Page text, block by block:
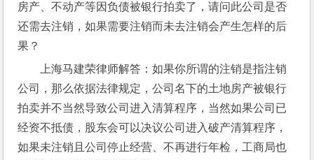
房产、不动产等因负债被银行拍卖了，请问此公司是否
还需去注销，如果需要注销而未去注销会产生怎样的后
果？
上海马建荣律师解答：如果你所谓的注销是指注销
公司，那么依据法律规定，公司名下的土地房产被银行
拍卖并不当然导致公司进入清算程序，当然如果公司已
经资不抵债，股东会可以决议公司进入破产清算程序，
如果未注销且公司停止经营、不再进行年检，工商局也